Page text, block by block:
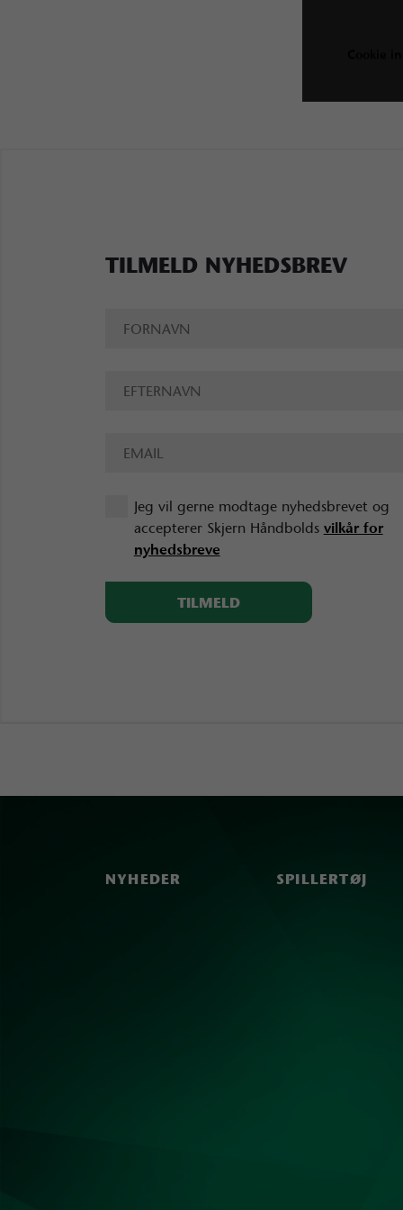
TILMELD NYHEDSBREV
Jeg vil gerne modtage nyhedsbrevet og
accepterer Skjern Håndbolds vilkår for
nyhedsbreve
NYHEDER SPILLERTØJ